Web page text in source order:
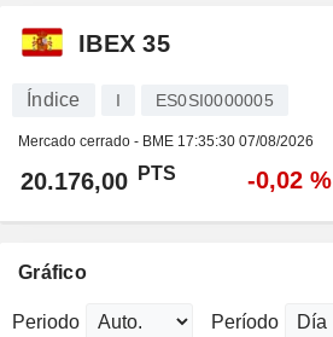
IBEX 35
Índice I ES0SI0000005
Mercado cerrado - BME 17:35:30 07/08/2026
20.176,00 PTS -0,02 %
Gráfico
Periodo Período